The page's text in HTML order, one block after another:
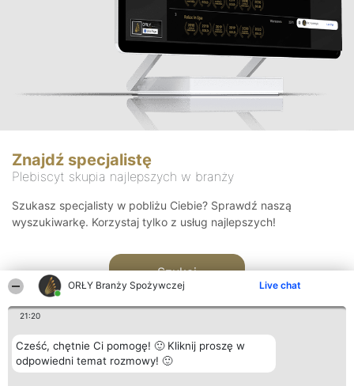
ORŁY Branży Spożywczej Live chat
21:20
Cześć, chętnie Ci pomogę! 🙂 Kliknij proszę w
odpowiedni temat rozmowy! 🙂
Znajdź specjalistę
Plebiscyt skupia najlepszych w branży
Szukasz specjalisty w pobliżu Ciebie? Sprawdź naszą
wyszukiwarkę. Korzystaj tylko z usług najlepszych!
Szukaj